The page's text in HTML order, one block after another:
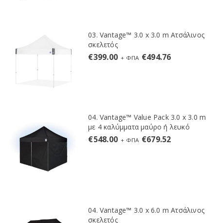
03. Vantage™ 3.0 x 3.0 m Ατσάλινος
σκελετός
€399.00 + ΦΠΑ €494.76
04. Vantage™ Value Pack 3.0 x 3.0 m
με 4 καλύμματα μαύρο ή λευκό
€548.00 + ΦΠΑ €679.52
04. Vantage™ 3.0 x 6.0 m Ατσάλινος
σκελετός